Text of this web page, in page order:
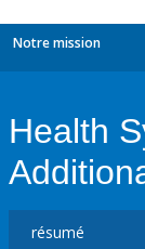
Notre mission
Health